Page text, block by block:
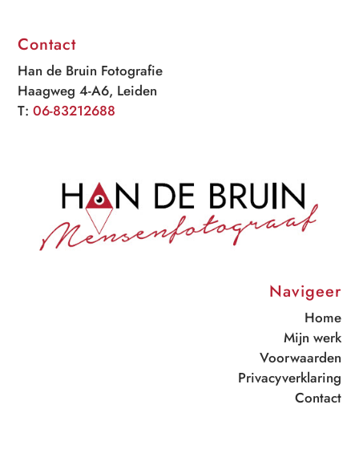
Contact
Han de Bruin Fotografie
Haagweg 4-A6, Leiden
T:06-83212688
Navigeer
Home
Mijn werk
Voorwaarden
Privacyverklaring
Contact